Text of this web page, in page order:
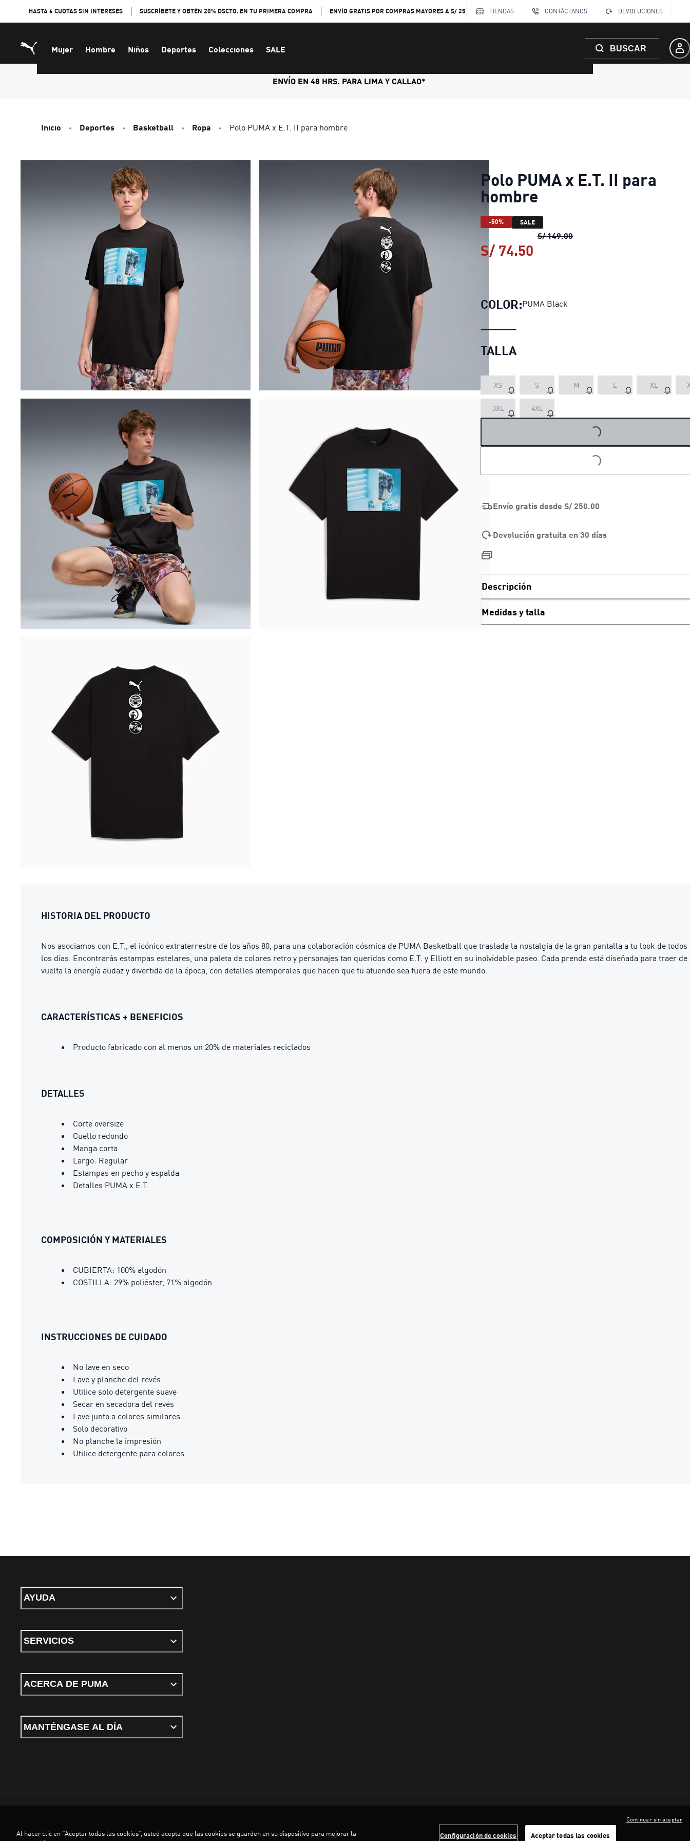
HASTA 6 CUOTAS SIN INTERESES SUSCRÍBETE Y OBTÉN 20% DSCTO. EN TU PRIMERA COMPRA ENVÍO GRATIS POR COMPRAS MAYORES A S/ 250 TIENDAS CONTÁCTANOS DEVOLUCIONES
Mujer Hombre Niños Deportes Colecciones SALE BUSCAR
ENVÍO EN 48 HRS. PARA LIMA Y CALLAO*
Inicio Deportes Basketball Ropa Polo PUMA x E.T. II para hombre
Polo PUMA x E.T. II para
hombre
-50% SALE
S/ 149.00Polo PUMA x E.T. II para
S/ 74.50
COLOR:PUMA Black
TALLA
XS S M L XL
3XL 4XL LOADING...
LOADING...
Envío gratis desde S/ 250.00
Devolución gratuita en 30 días
Descripción
Medidas y talla
HISTORIA DEL PRODUCTO
Nos asociamos con E.T., el icónico extraterrestre de los años 80, para una colaboración cósmica de PUMA Basketball que traslada la nostalgia de la gran pantalla a tu look de todos
los días. Encontrarás estampas estelares, una paleta de colores retro y personajes tan queridos como E.T. y Elliott en su inolvidable paseo. Cada prenda está diseñada para traer de
vuelta la energía audaz y divertida de la época, con detalles atemporales que hacen que tu atuendo sea fuera de este mundo.
CARACTERÍSTICAS + BENEFICIOS
Producto fabricado con al menos un 20% de materiales reciclados
DETALLES
Corte oversize
Cuello redondo
Manga corta
Largo: Regular
Estampas en pecho y espalda
Detalles PUMA x E.T.
COMPOSICIÓN Y MATERIALES
CUBIERTA: 100% algodón
COSTILLA: 29% poliéster, 71% algodón
INSTRUCCIONES DE CUIDADO
No lave en seco
Lave y planche del revés
Utilice solo detergente suave
Secar en secadora del revés
Lave junto a colores similares
Solo decorativo
No planche la impresión
Utilice detergente para colores
AYUDA
SERVICIOS
ACERCA DE PUMA
MANTÉNGASE AL DÍA
©PUMA, 2026. Todos los derechos reservados
Al hacer clic en “Aceptar todas las cookies”, usted acepta que las cookies se guarden en su dispositivo para mejorar la
Configuración de cookies Aceptar todas las cookies
Continuar sin aceptar